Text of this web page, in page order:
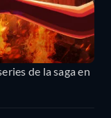
de la saga en